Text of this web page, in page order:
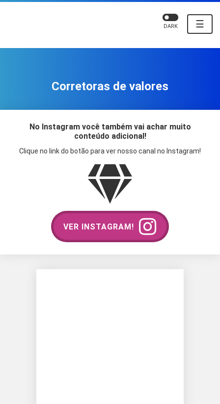
☰
DARK
Corretoras de valores
No Instagram você também vai achar muito
conteúdo adicional!
Clique no link do botão para ver nosso canal no Instagram!
VER INSTAGRAM!